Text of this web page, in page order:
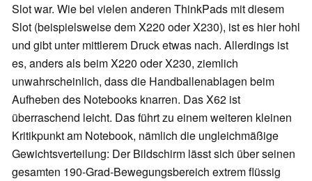
Slot war. Wie bei vielen anderen ThinkPads mit diesem
Slot (beispielsweise dem X220 oder X230), ist es hier hohl
und gibt unter mittlerem Druck etwas nach. Allerdings ist
es, anders als beim X220 oder X230, ziemlich
unwahrscheinlich, dass die Handballenablagen beim
Aufheben des Notebooks knarren. Das X62 ist
überraschend leicht. Das führt zu einem weiteren kleinen
Kritikpunkt am Notebook, nämlich die ungleichmäßige
Gewichtsverteilung: Der Bildschirm lässt sich über seinen
gesamten 190-Grad-Bewegungsbereich extrem flüssig